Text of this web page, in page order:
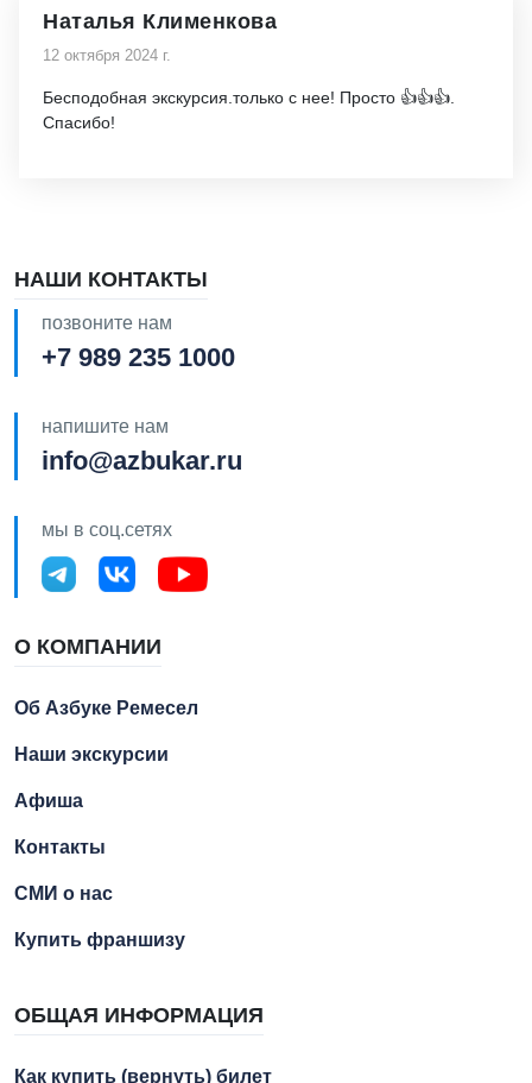
Наталья Клименкова
12 октября 2024 г.
Бесподобная экскурсия.только с нее! Просто 👍👍👍.
Спасибо!
НАШИ КОНТАКТЫ
позвоните нам
+7 989 235 1000
напишите нам
info@azbukar.ru
мы в соц.сетях
О КОМПАНИИ
Об Азбуке Ремесел
Наши экскурсии
Афиша
Контакты
СМИ о нас
Купить франшизу
ОБЩАЯ ИНФОРМАЦИЯ
Как купить (вернуть) билет